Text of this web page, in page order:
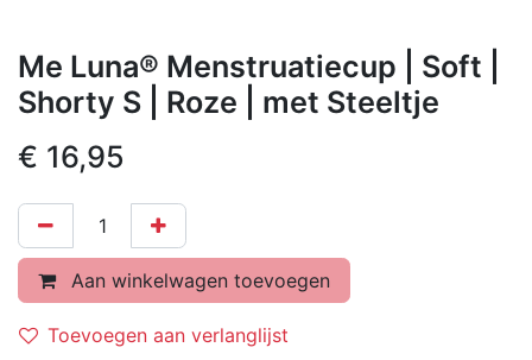
Me Luna® Menstruatiecup | Soft |
Shorty S | Roze | met Steeltje
€ 16,95
Aan winkelwagen toevoegen
Toevoegen aan verlanglijst